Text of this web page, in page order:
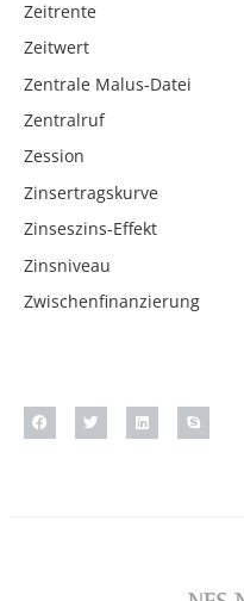
Zeitrente
Zeitwert
Zentrale Malus-Datei
Zentralruf
Zession
Zinsertragskurve
Zinseszins-Effekt
Zinsniveau
Zwischenfinanzierung